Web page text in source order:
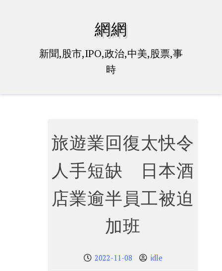
網網
新聞,股市,IPO,政治,中美,股票,事
時
旅遊業回復太快令
人手短缺 日本酒
店業逾半員工被迫
加班
2022-11-08 idle